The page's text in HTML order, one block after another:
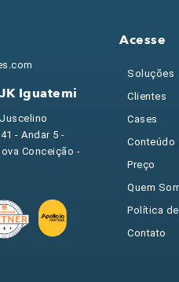
Iguatemi
- Andar 5 -
Conceição -
Acesse
Soluções
Clientes
Cases
Conteúdo
Preço
Quem
Contato